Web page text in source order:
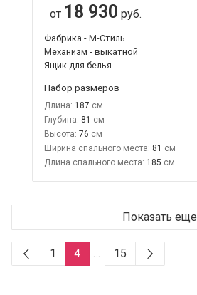
от 18 930 руб.
Фабрика - М-Стиль
Механизм - выкатной
Ящик для белья
Набор размеров
Длина: 187
Глубина: 81
Высота: 76
Ширина спального места: 81
Длина спального места: 185
Показать еще
1 4 … 15